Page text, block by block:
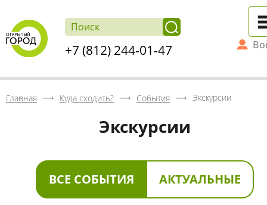
+7 (812) 244-01-47
Главная Куда сходить? События Экскурсии
Экскурсии
ВСЕ СОБЫТИЯ АКТУАЛЬНЫЕ